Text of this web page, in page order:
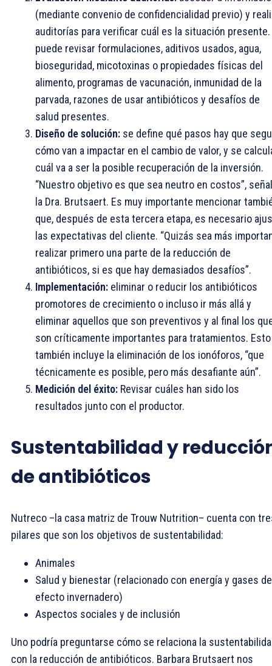
(mediante convenio de confidencialidad previo) y
auditorías para verificar cuál es la situación presente.
puede revisar formulaciones, aditivos usados, agua,
bioseguridad, micotoxinas o propiedades físicas del
alimento, programas de vacunación, inmunidad de la
parvada, razones de usar antibióticos y desafíos de
salud presentes.
Diseño de solución: se define qué pasos hay que
cómo van a impactar en el cambio de valor, y se
cuál va a ser la posible recuperación de la inversión.
“Nuestro objetivo es que sea neutro en costos”,
la Dra. Brutsaert. Es muy importante mencionar
que, después de esta tercera etapa, es necesario
las expectativas del cliente. “Quizás sea más
realizar primero una parte de la reducción de
antibióticos, si es que hay demasiados desafíos”.
Implementación: eliminar o reducir los antibióticos
promotores de crecimiento o incluso ir más allá y
eliminar aquellos que son preventivos y al final los
son críticamente importantes para tratamientos. Esto
también incluye la eliminación de los ionóforos, “que
técnicamente es posible, pero más desafiante aún”.
Medición del éxito: Revisar cuáles han sido los
resultados junto con el productor.
Sustentabilidad y
de antibióticos
Nutreco –la casa matriz de Trouw Nutrition– cuenta con
pilares que son los objetivos de sustentabilidad:
Animales
Salud y bienestar (relacionado con energía y gases de
efecto invernadero)
Aspectos sociales y de inclusión
Uno podría preguntarse cómo se relaciona la
con la reducción de antibióticos. Barbara Brutsaert nos